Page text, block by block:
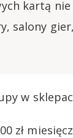
kartą
salony
w
zł